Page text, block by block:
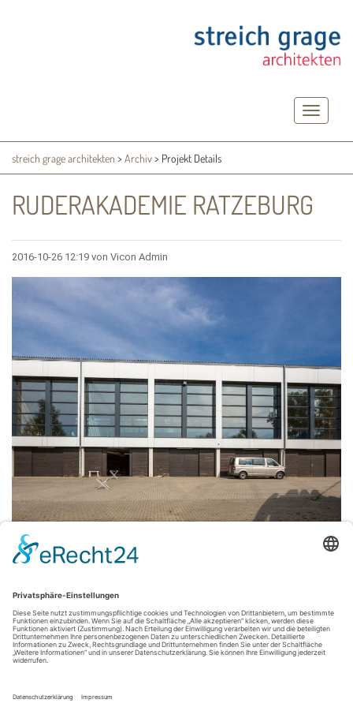
Toggle
navigation
streich grage architekten > Archiv> Projekt Details
RUDERAKADEMIE RATZEBURG
2016-10-26 12:19 von Vicon Admin
Energetische Sanierung
Baujahr 2009/2010